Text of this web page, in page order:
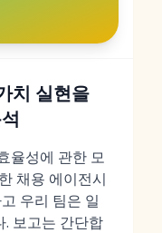
치 실현을
율성에 관한 모
채용 에이전시
우리 팀은 일
. 보고는 간단합